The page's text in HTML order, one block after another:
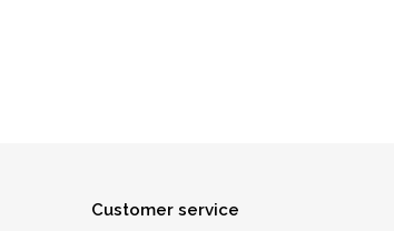
Customer service